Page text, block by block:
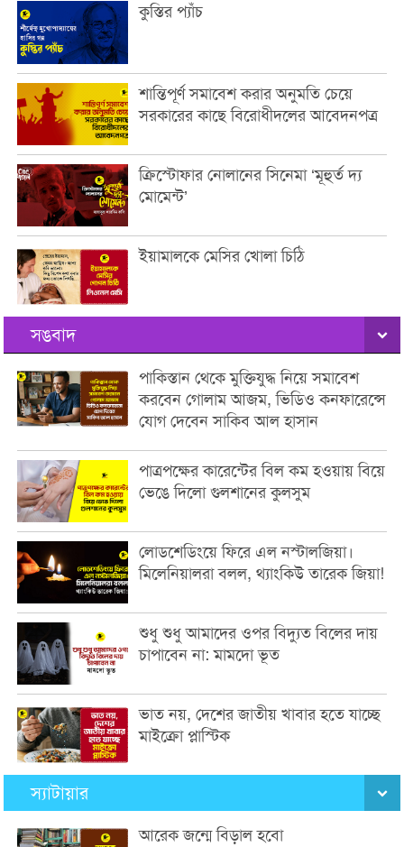
কুস্তির প্যাঁচ
শান্তিপূর্ণ সমাবেশ করার অনুমতি চেয়ে
সরকারের কাছে বিরোধীদলের আবেদনপত্র
ক্রিস্টোফার নোলানের সিনেমা ‘মূহুর্ত দ্য
মোমেন্ট’
ইয়ামালকে মেসির খোলা চিঠি
সঙবাদ
পাকিস্তান থেকে মুক্তিযুদ্ধ নিয়ে সমাবেশ
করবেন গোলাম আজম, ভিডিও কনফারেন্সে
যোগ দেবেন সাকিব আল হাসান
পাত্রপক্ষের কারেন্টের বিল কম হওয়ায় বিয়ে
ভেঙে দিলো গুলশানের কুলসুম
লোডশেডিংয়ে ফিরে এল নস্টালজিয়া।
মিলেনিয়ালরা বলল, থ্যাংকিউ তারেক জিয়া!
শুধু শুধু আমাদের ওপর বিদ্যুত বিলের দায়
চাপাবেন না: মামদো ভূত
ভাত নয়, দেশের জাতীয় খাবার হতে যাচ্ছে
মাইক্রো প্লাস্টিক
স্যাটায়ার
আরেক জন্মে বিড়াল হবো